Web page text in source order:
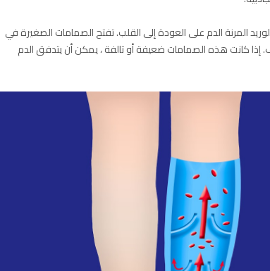
المرنة الدم على العودة إلى القلب. تفتح الصمامات الصغيرة في
إذا كانت هذه الصمامات ضعيفة أو تالفة ، يمكن أن يتدفق الدم